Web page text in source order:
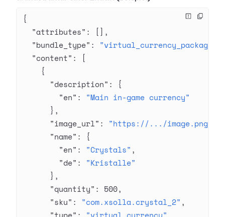
{
  "attributes"
: [],
  "bundle_type"
: "virtual_currency_package"
  "content"
: [
    {
      "description"
: {
        "en"
: "Main in-game currency"
      },
      "image_url"
: "https://.../image.png"
      "name"
: {
        "en"
: "Crystals" ,
        "de"
: "Kristalle"
      },
      "quantity"
: 500,
      "sku"
: "com.xsolla.crystal_2" ,